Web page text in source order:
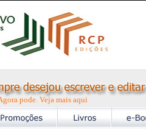
pode. Veja mais aqui